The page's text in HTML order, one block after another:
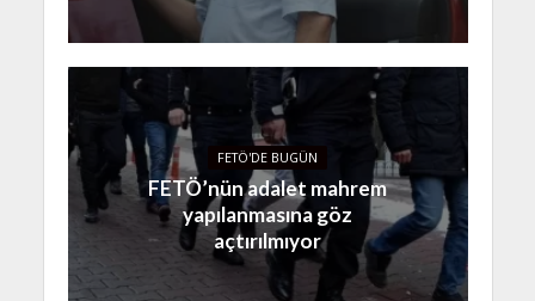
FETÖ'DE BUGÜN
FETÖ’nün adalet mahrem
yapılanmasına göz
açtırılmıyor